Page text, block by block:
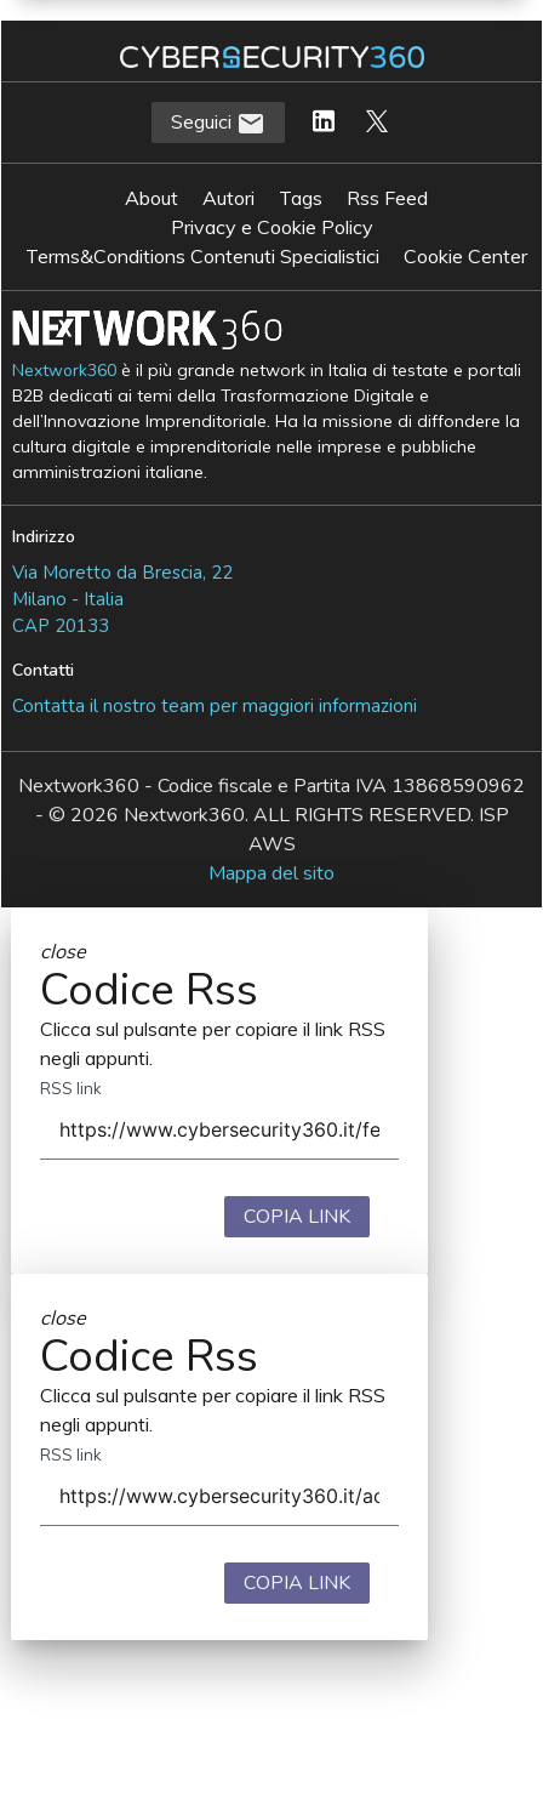
Seguici
About Autori Tags
Rss Feed
Privacy e Cookie Policy
Terms&Conditions Contenuti Specialistici
Cookie Center
Nextwork360 è il più grande network in Italia di testate e portali
B2B dedicati ai temi della Trasformazione Digitale e
dell’Innovazione Imprenditoriale. Ha la missione di diffondere la
cultura digitale e imprenditoriale nelle imprese e pubbliche
amministrazioni italiane.
Indirizzo
Via Moretto da Brescia, 22
Milano - Italia
CAP 20133
Contatti
Contatta il nostro team per maggiori informazioni
Nextwork360 - Codice fiscale e Partita IVA 13868590962
- © 2026 Nextwork360. ALL RIGHTS RESERVED. ISP
AWS
Mappa del sito
close
Codice Rss
Clicca sul pulsante per copiare il link RSS
negli appunti.
RSS link
COPIA LINK
close
Codice Rss
Clicca sul pulsante per copiare il link RSS
negli appunti.
RSS link
COPIA LINK